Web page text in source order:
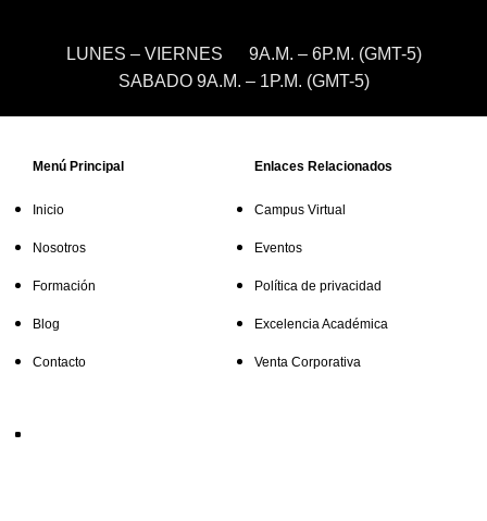
LUNES – VIERNES 9A.M. – 6P.M. (GMT-5)
SABADO 9A.M. – 1P.M. (GMT-5)
Menú Principal
Inicio
Nosotros
Formación
Blog
Contacto
Enlaces Relacionados
Campus Virtual
Eventos
Política de privacidad
Excelencia Académica
Venta Corporativa